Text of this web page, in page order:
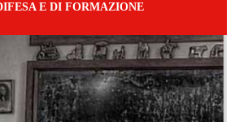
E DI FORMAZIONE